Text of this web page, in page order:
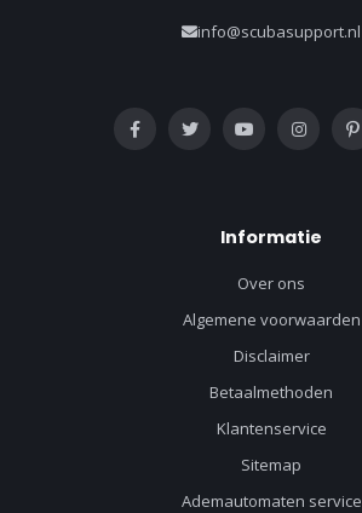
info@scubasupport.nl
Informatie
Over ons
Algemene voorwaarden
Disclaimer
Betaalmethoden
Klantenservice
Sitemap
Ademautomaten service